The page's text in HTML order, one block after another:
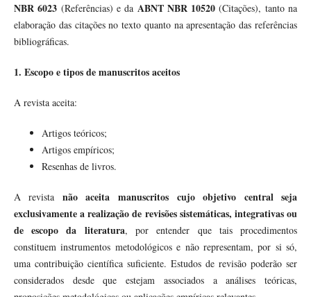
NBR 6023 (Referências) e da ABNT NBR 10520 (Citações), tanto na
elaboração das citações no texto quanto na apresentação das referências
bibliográficas.
1. Escopo e tipos de manuscritos aceitos
A revista aceita:
Artigos teóricos;
Artigos empíricos;
Resenhas de livros.
A revista não aceita manuscritos cujo objetivo central seja
exclusivamente a realização de revisões sistemáticas, integrativas ou
de escopo da literatura, por entender que tais procedimentos
constituem instrumentos metodológicos e não representam, por si só,
uma contribuição científica suficiente. Estudos de revisão poderão ser
considerados desde que estejam associados a análises teóricas,